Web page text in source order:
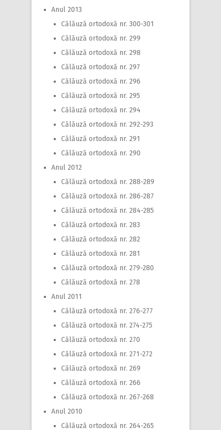
Anul 2013
Călăuză ortodoxă nr. 300-301
Călăuză ortodoxă nr. 299
Călăuză ortodoxă nr. 298
Călăuză ortodoxă nr. 297
Călăuză ortodoxă nr. 296
Călăuză ortodoxă nr. 295
Călăuză ortodoxă nr. 294
Călăuză ortodoxă nr. 292-293
Călăuză ortodoxă nr. 291
Călăuză ortodoxă nr. 290
Anul 2012
Călăuză ortodoxă nr. 288-289
Călăuză ortodoxă nr. 286-287
Călăuză ortodoxă nr. 284-285
Călăuză ortodoxă nr. 283
Călăuză ortodoxă nr. 282
Călăuză ortodoxă nr. 281
Călăuză ortodoxă nr. 279-280
Călăuză ortodoxă nr. 278
Anul 2011
Călăuză ortodoxă nr. 276-277
Călăuză ortodoxă nr. 274-275
Călăuză ortodoxă nr. 270
Călăuză ortodoxă nr. 271-272
Călăuză ortodoxă nr. 269
Călăuză ortodoxă nr. 266
Călăuză ortodoxă nr. 267-268
Anul 2010
Călăuză ortodoxă nr. 264-265